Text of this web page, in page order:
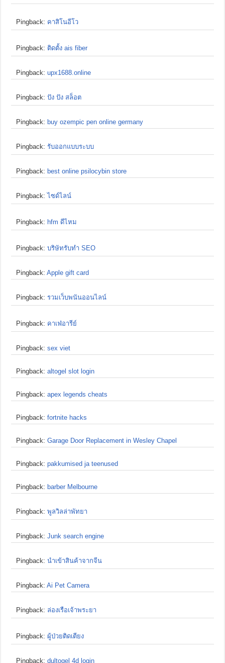
Pingback: คาสิโนอีโว
Pingback: ติดตั้ง ais fiber
Pingback:upx1688.online
Pingback:ปัง ปัง สล็อต
Pingback: buy ozempic pen online germany
Pingback:รับออกแบบระบบ
Pingback: best online psilocybin store
Pingback:ไซด์ไลน์
Pingback: hfm ดีไหม
Pingback:บริษัทรับทำ SEO
Pingback:Apple gift card
Pingback:รวมเว็บพนันออนไลน์
Pingback: คาเฟ่อารีย์
Pingback:sex viet
Pingback:altogel slot login
Pingback:apex legends cheats
Pingback:fortnite hacks
Pingback:Garage Door Replacement in Wesley Chapel
Pingback:pakkumised ja teenused
Pingback: barber Melbourne
Pingback:พูลวิลล่าพัทยา
Pingback:Junk search engine
Pingback:นำเข้าสินค้าจากจีน
Pingback:Ai Pet Camera
Pingback: ล่องเรือเจ้าพระยา
Pingback:ผู้ป่วยติดเตียง
Pingback:dultogel 4d login